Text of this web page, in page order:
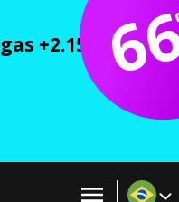
+2.150 cursos